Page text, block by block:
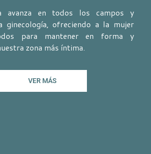
avanza en todos los campos y
ginecología, ofreciendo a la mujer
para mantener en forma y
zona más íntima.
VER MÁS